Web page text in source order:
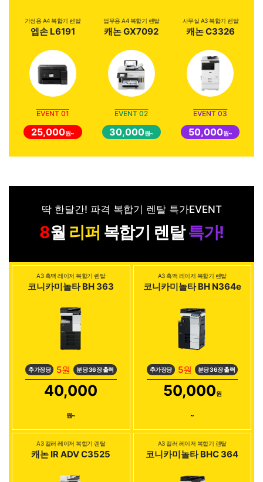
가정용 A4 복합기 렌탈
엡손 L6191
EVENT 01
25,000원~
업무용 A4 복합기 렌탈
캐논 GX7092
EVENT 02
30,000원~
사무실 A3 복합기 렌탈
캐논 C3326
EVENT 03
50,000원~
딱 한달간! 파격 복합기 렌탈 특가EVENT
월 리퍼 복합기 렌탈특가!
A3 흑백 레이저 복합기 렌탈
코니카미놀타 BH 363
추가장당 5원 분당 36장 출력
40,000
원~
A3 흑백 레이저 복합기 렌탈
코니카미놀타 BH N364e
추가장당 5원 분당 36장 출력
50,000원
~
A3 컬러 레이저 복합기 렌탈
캐논 IR ADV C3525
A3 컬러 레이저 복합기 렌탈
코니카미놀타 BHC 364